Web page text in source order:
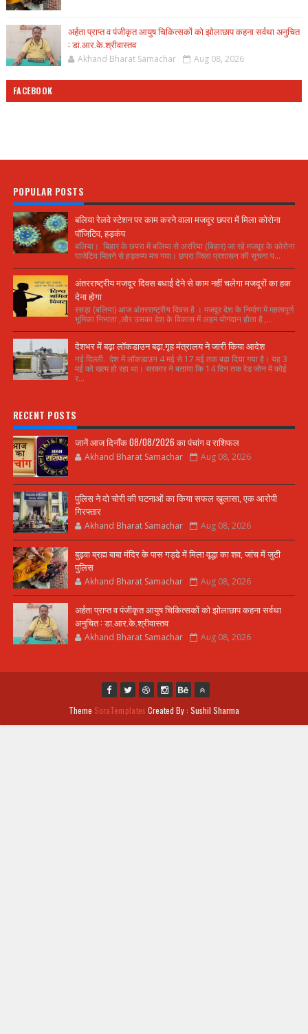
अर्हता प्राप्त व पंजीकृत आयुष चिकित्सकों को झोलाछाप कहना सर्वथा अनुचित
: डा.आर.के.श्रीवास्तव
Akhand Bharat Samachar Aug 08, 2026
FACEBOOK
POPULAR POSTS
बलिया रेलवे स्टेशन पर काम करने वाला मजदूर छपरा में मिला कोरोना
पॉजिटिव, हड़कंप
बलिया। बिहार के छपरा में बलिया से अररिया (बिहार) जा रहे मजदूर के कोरोना
पाजेटिव मिलने से हड़कम्प मच गया। छपरा जिला प्रशासन की सूचना प...
अंतरराष्ट्रीय मजदूर दिवस बधाई देने से काम नहीं चलेगा मजदूरों का हक
देना होगा
रसड़ा (बलिया) आज अंतरराष्ट्रीय दिवस है । मजदूर देश के निर्माण में महत्वपूर्ण
भूमिका निभाता ,और उसका देश के विकास में अहम योगदान होता है ,...
देशभर में बढ़ा लॉकडाउन बढ़ा,गृह मंत्रालय ने जारी किया आदेश
नई दिल्ली. देश में लॉकडाउन 4 मई से 17 मई तक बढ़ा दिया गया है। यह 3
मई को खत्म हो रहा था। सरकार ने बताया कि 14 दिन तक रेड जोन में कोई
र...
RECENT POSTS
जानें आज दिनाँक 08/08/2026 का पंचांग व राशिफल
Akhand Bharat Samachar Aug 08, 2026
पुलिस ने दो चोरी की घटनाओं का किया सफल खुलासा, एक आरोपी
गिरफ्तार
Akhand Bharat Samachar Aug 08, 2026
बुढ़वा ब्रह्म बाबा मंदिर के पास गड्ढे में मिला वृद्धा का शव, जांच में जुटी
पुलिस
Akhand Bharat Samachar Aug 08, 2026
अर्हता प्राप्त व पंजीकृत आयुष चिकित्सकों को झोलाछाप कहना सर्वथा
अनुचित : डा.आर.के.श्रीवास्तव
Akhand Bharat Samachar Aug 08, 2026
Theme SoraTemplates Created By : Sushil Sharma